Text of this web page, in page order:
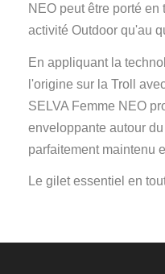
NEO peut être porté
activité Outdoor qu'au
En appliquant la
l'origine sur la Troll
SELVA Femme NEO
enveloppante autour
parfaitement maintenu
Le gilet essentiel en